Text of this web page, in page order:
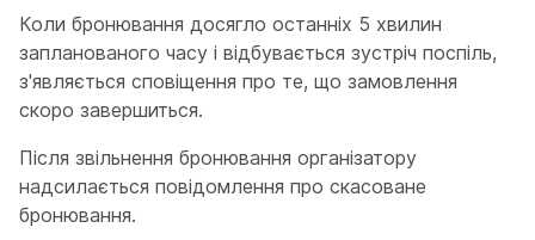
Коли бронювання досягло останніх 5 хвилин
запланованого часу і відбувається зустріч поспіль,
з'являється сповіщення про те, що замовлення
скоро завершиться.
Після звільнення бронювання організатору
надсилається повідомлення про скасоване
бронювання.